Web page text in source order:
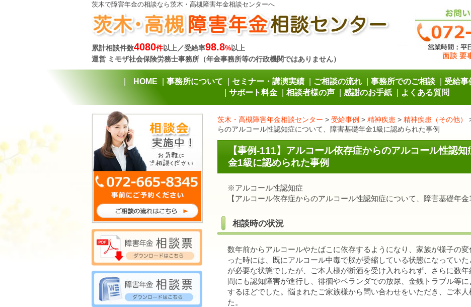
茨木で障害年金の相談なら茨木・高槻障害年金相談センターへ
累計相談件数4080件以上／受給率98.8%以上
運営 ミモザ社会保険労務士事務所（年金事務所等の行政機関ではありません）
HOME 事務所について セミナー・講演実績 ご相談の流れ 事務所でのご相談 受給事
サポート料金
相談者様の声 感謝のお手紙 よくある質問
茨木・高槻障害年金相談センター > 受給事例 > 精神疾患 > 精神疾患（その他）
らのアルコール性認知症について、障害基礎年金1級に認められた事例
【事例-111】アルコール依存症からのアルコール性認
金1級に認められた事例
※アルコール性認知症
【アルコール依存症からのアルコール性認知症について、障害基礎年金
相談時の状況
数年前からアルコールやたばこに依存するようになり、家族が様子の
った時には、既にアルコール中毒で脳が委縮している状態になってい
が必要な状態でしたが、ご本人様が断酒を受け入れられず、さらに数
間にも認知障害が進行し、徘徊やベランダでの放尿、金銭トラブル等
するほどでした。悩まれたご家族様から問い合わせをいただき、ご本
た。